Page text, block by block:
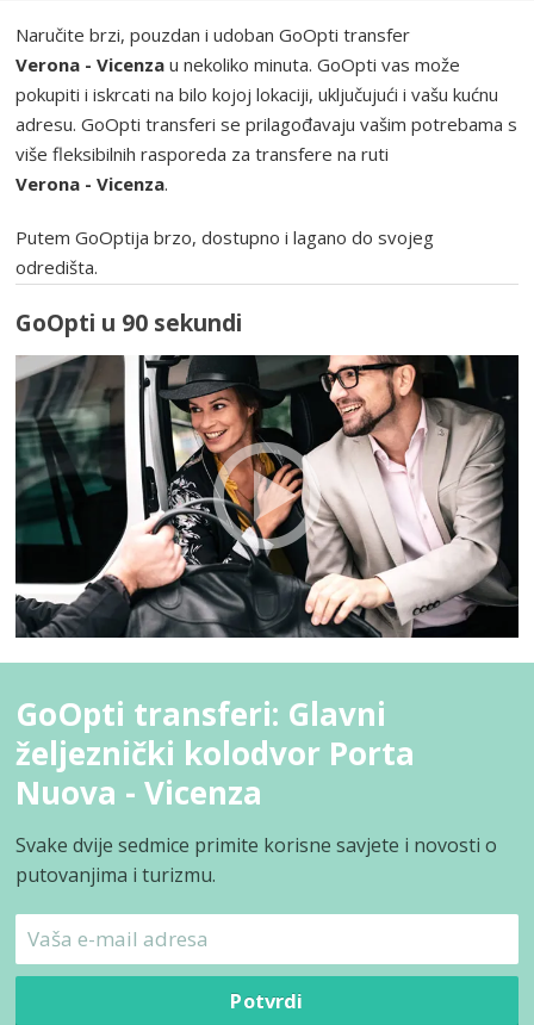
Naručite brzi, pouzdan i udoban GoOpti transfer
Verona - Vicenza u nekoliko minuta. GoOpti vas može
pokupiti i iskrcati na bilo kojoj lokaciji, uključujući i vašu kućnu
adresu. GoOpti transferi se prilagođavaju vašim potrebama s
više fleksibilnih rasporeda za transfere na ruti
Verona - Vicenza.
Putem GoOptija brzo, dostupno i lagano do svojeg
odredišta.
GoOpti u 90 sekundi
GoOpti transferi: Glavni
željeznički kolodvor Porta
Nuova - Vicenza
Svake dvije sedmice primite korisne savjete i novosti o
putovanjima i turizmu.
Potvrdi